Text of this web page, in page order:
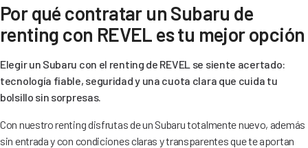
Por qué contratar un Subaru de
renting con REVEL es tu mejor opción
Elegir un Subaru con el renting de REVEL se siente acertado:
tecnología fiable, seguridad y una cuota clara que cuida tu
bolsillo sin sorpresas.
Con nuestro renting disfrutas de un Subaru totalmente nuevo, además
sin entrada y con condiciones claras y transparentes que te aportan